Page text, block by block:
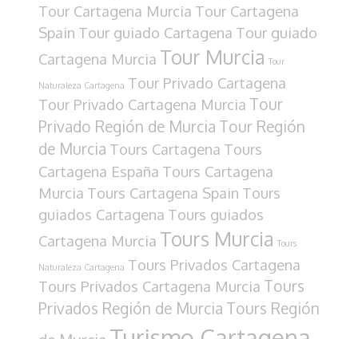
Tour Cartagena Murcia Tour Cartagena
Spain Tour guiado Cartagena Tour guiado
Cartagena Murcia Tour Murcia Tour
Naturaleza Cartagena Tour Privado Cartagena
Tour Privado Cartagena Murcia Tour
Privado Región de Murcia Tour Región
de Murcia Tours Cartagena Tours
Cartagena España Tours Cartagena
Murcia Tours Cartagena Spain Tours
guiados Cartagena Tours guiados
Cartagena Murcia Tours Murcia Tours
Naturaleza Cartagena Tours Privados Cartagena
Tours Privados Cartagena Murcia Tours
Privados Región de Murcia Tours Región